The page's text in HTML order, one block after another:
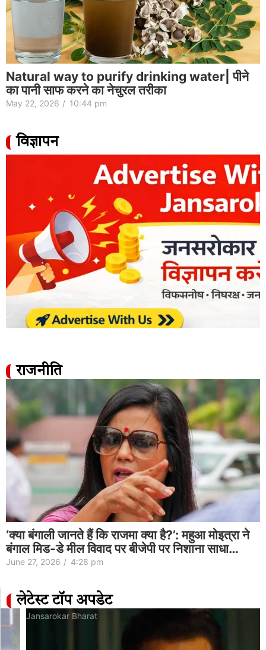
Natural way to purify drinking water| पीने
का पानी साफ करने का नेचुरल तरीका
May 22, 2026 / 10:44 pm
विज्ञापन
राजनीति
‘क्या बंगाली जानते हैं कि राजमा क्या है?’: महुआ मोइत्रा ने
बंगाल मिड-डे मील विवाद पर बीजेपी पर निशाना साधा…
June 27, 2026 / 4:28 pm
लेटेस्ट टॉप अपडेट
Jansarokar Bharat